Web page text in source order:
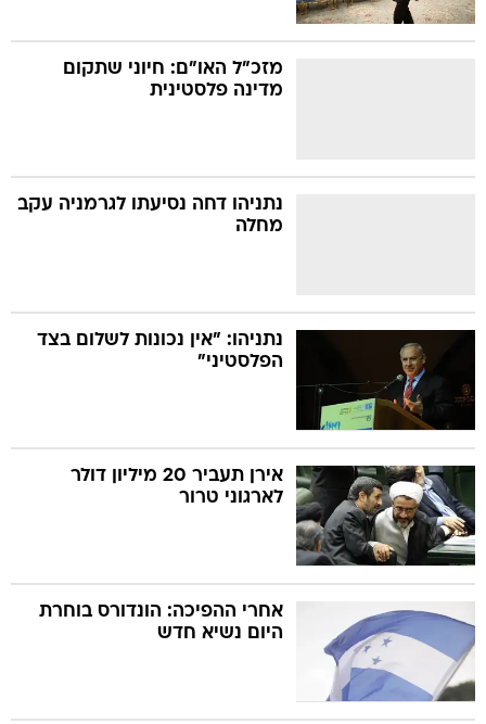
מזכ"ל האו"ם: חיוני שתקום
מדינה פלסטינית
נתניהו דחה נסיעתו לגרמניה עקב
מחלה
נתניהו: "אין נכונות לשלום בצד
הפלסטיני"
אירן תעביר 20 מיליון דולר
לארגוני טרור
אחרי ההפיכה: הונדורס בוחרת
היום נשיא חדש